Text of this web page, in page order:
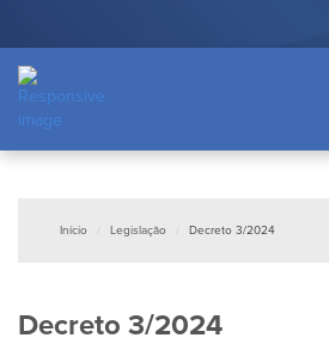
Início Legislação Decreto 3/2024
Decreto 3/2024